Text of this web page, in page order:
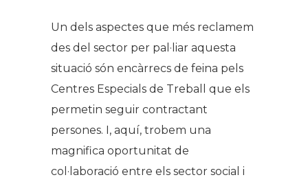
Un dels aspectes que més reclamem
des del sector per pal·liar aquesta
situació són encàrrecs de feina pels
Centres Especials de Treball que els
permetin seguir contractant
persones. I, aquí, trobem una
magnifica oportunitat de
col·laboració entre els sector social i